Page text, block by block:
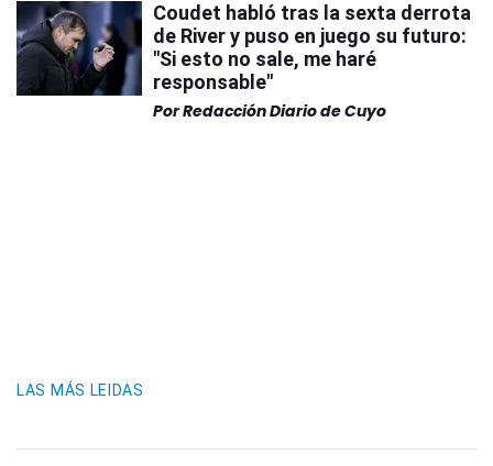
Coudet habló tras la sexta derrota
de River y puso en juego su futuro:
"Si esto no sale, me haré
responsable"
PorRedacción Diario de Cuyo
LAS MÁS LEIDAS